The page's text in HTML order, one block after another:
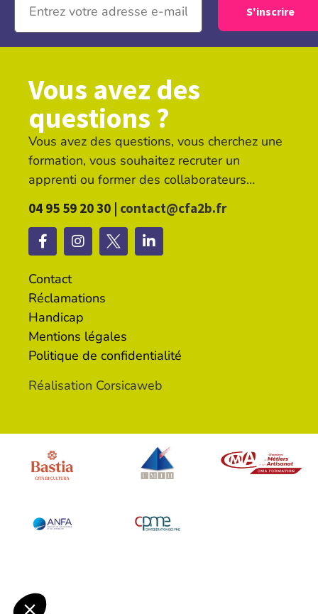
Vous avez des
questions ?
Vous avez des questions, vous cherchez une
formation, vous souhaitez recruter un
apprenti ou former des collaborateurs…
04 95 59 20 30 | contact@cfa2b.fr
Contact
Réclamations
Handicap
Mentions légales
Politique de confidentialité
Réalisation Corsicaweb